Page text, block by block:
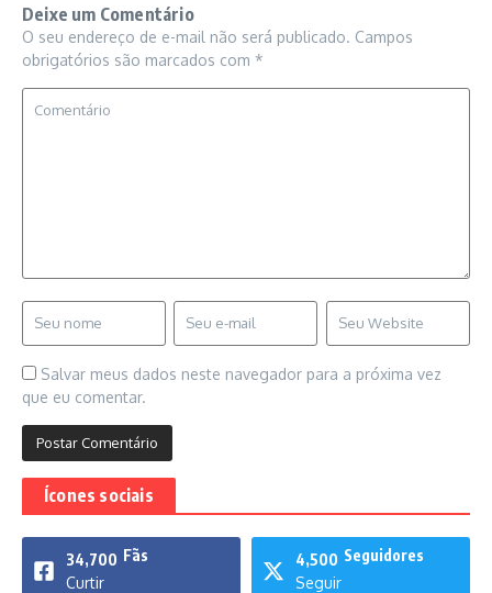
Deixe um Comentário
O seu endereço de e-mail não será publicado. Campos
obrigatórios são marcados com *
Salvar meus dados neste navegador para a próxima vez
que eu comentar.
Ícones sociais
34,700 Fãs
Curtir
4,500 Seguidores
Seguir